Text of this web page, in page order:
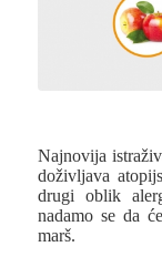
Najnovija
doživljava
drugi oblik
nadamo se da
marš.